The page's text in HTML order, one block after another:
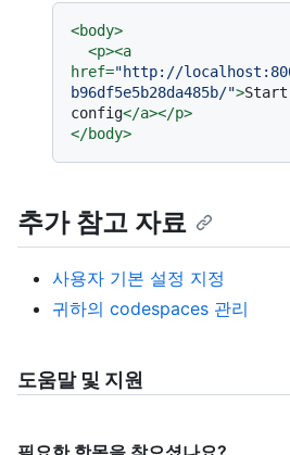
<body>
<p><a
href="http://
b96df5e5b28da485b/">Start
config</a></p>
</body>
추가 참고 자료
사용자 기본 설정 지정
귀하의 codespaces 관리
도움말 및 지원